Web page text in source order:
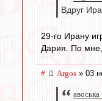
Вдруг
29-го Ирану
Дария. По мне,
# Argos » 03